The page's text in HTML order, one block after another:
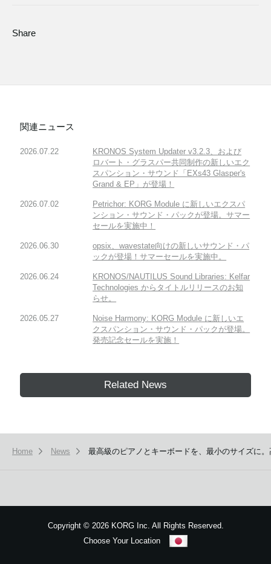
Share
関連ニュース
2026.07.22
KRONOS System Updater v3.2.3、および
ロバート・グラスパー共同制作の新しいエク
スパンション・サウンド「EXs43 Glasper's
Grand & EP」が登場！
2026.07.02
Petrichor: KORG Module に新しいエクスパ
ンション・サウンド・パックが登場。サマー
セールを実施中！
2026.06.30
opsix、wavestate向けの新しいサウンド・パ
ックが登場！サマーセールを実施中。
2026.06.24
KRONOS/NAUTILUS Sound Libraries: Kelfar
Technologies からタイトルリリースのお知
らせ。
2026.05.27
Noise Harmony: KORG Module に新しいエ
クスパンション・サウンド・パックが登場。
発売記念セールを実施！
Related News
Home News 最高級のピアノとキーボードを、最小のサイズに
Copyright ©2026 KORG Inc. All Rights Reserved.
Choose Your Location